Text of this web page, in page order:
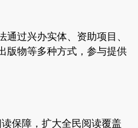
通过兴办实体、资助项目、
版物等多种方式，参与提供
保障，扩大全民阅读覆盖